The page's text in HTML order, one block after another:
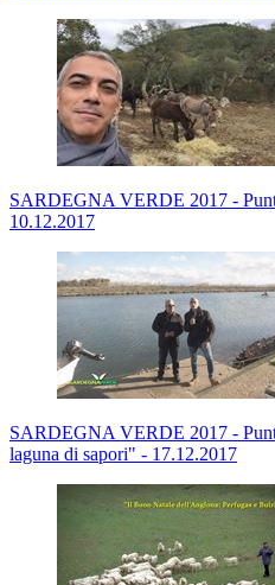
SARDEGNA VERDE 2017 -
10.12.2017
SARDEGNA VERDE 2017 -
laguna di sapori" - 17.12.2017